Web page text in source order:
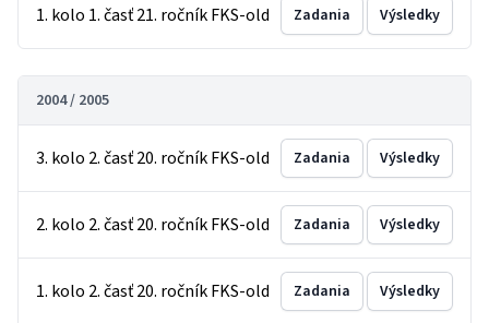
1. kolo 1. časť 21. ročník FKS-old Zadania Výsledky
2004 / 2005
3. kolo 2. časť 20. ročník FKS-old Zadania Výsledky
2. kolo 2. časť 20. ročník FKS-old Zadania Výsledky
1. kolo 2. časť 20. ročník FKS-old Zadania Výsledky